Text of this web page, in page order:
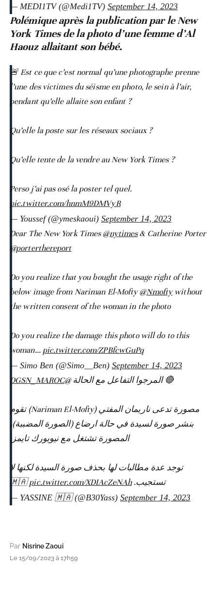
— MEDI1TV (@Medi1TV) September 14, 2023
Polémique après la publication par le New
York Times de la photo d’une femme d’Al
Haouz allaitant son bébé.
🚨 Est ce que c’est normal qu’une photographe prenne
l’une des victimes du séisme en photo, le sein à l’air,
pendant qu’elle allaite son enfant ?
Qu’elle la poste sur les réseaux sociaux ?
Qu’elle tente de la vendre au New York Times ?
Perso j’ai pas osé la poster tel quel.
pic.twitter.com/hnmM9DMVyR
— Youssef (@ymeskaoui) September 14, 2023
Dear The New York Times@nytimes& Catherine Porter
@porterthereport
Do you realize that you bought the usage right of the
below image from Nariman El-Mofty@Nmoftywithout
the written consent of the woman in the photo
Do you realize the damage this photo will do to this
woman… pic.twitter.com/ZPBfcwGuPq
— Simo Ben (@Simo__Ben) September 14, 2023
🔴 المرجوا التفاعل مع الحالة@DGSN_MAROC
مصورة تدعى ناريمان المفتي (Nariman El-Mofty) تقوم
بنشر صورة لسيدة في حالة ارضاع (الصورة المضببة)،
المصورة تشتغل مع نيويورك تايمز.
توجد عدة مطالبات لها بحذف صورة السيدة لكنها لا
تستجيب. 🇲🇦pic.twitter.com/XDIAcZeNAh
— YASSINE 🇲🇦 (@B30Yass) September 14, 2023
Par Nisrine Zaoui
Le 15/09/2023 à 17h59